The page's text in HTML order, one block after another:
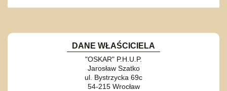
DANE WŁAŚCICIELA
"OSKAR" P.H.U.P.
Jarosław Szatko
ul. Bystrzycka 69c
54-215 Wrocław